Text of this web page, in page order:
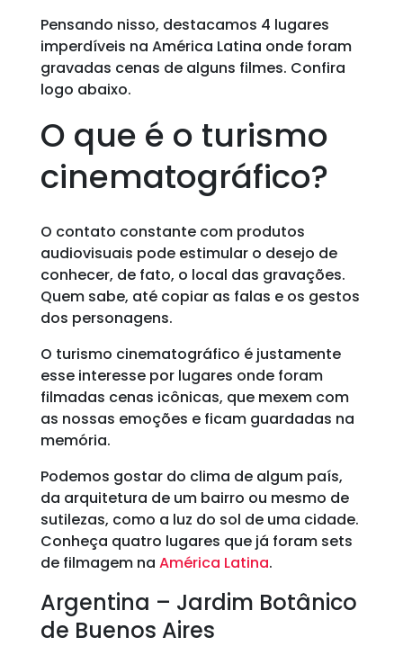
Pensando nisso, destacamos 4 lugares
imperdíveis na América Latina onde foram
gravadas cenas de alguns filmes. Confira
logo abaixo.
O que é o turismo
cinematográfico?
O contato constante com produtos
audiovisuais pode estimular o desejo de
conhecer, de fato, o local das gravações.
Quem sabe, até copiar as falas e os gestos
dos personagens.
O turismo cinematográfico é justamente
esse interesse por lugares onde foram
filmadas cenas icônicas, que mexem com
as nossas emoções e ficam guardadas na
memória.
Podemos gostar do clima de algum país,
da arquitetura de um bairro ou mesmo de
sutilezas, como a luz do sol de uma cidade.
Conheça quatro lugares que já foram sets
de filmagem na América Latina.
Argentina – Jardim Botânico
de Buenos Aires